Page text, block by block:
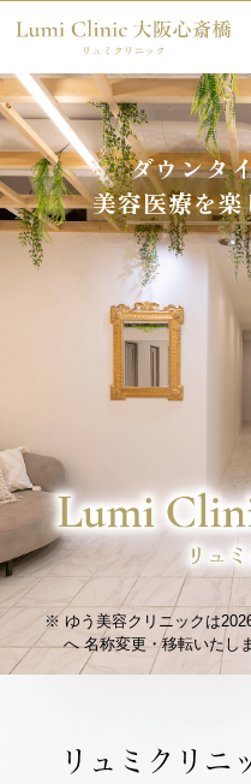
ダウンタ
美容医療を
ダウンタ
美容医療を
ゆう美容クリニックは
へ名称変更・移転いたし
リュミクリニ